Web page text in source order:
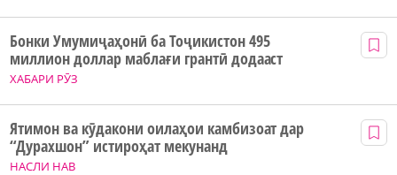
ХАБАРИ РӮЗ
Бонки Умумиҷаҳонӣ ба Тоҷикистон 495
миллион доллар маблағи грантӣ додааст
НАСЛИ НАВ
Ятимон ва кӯдакони оилаҳои камбизоат дар
“Дурахшон” истироҳат мекунанд